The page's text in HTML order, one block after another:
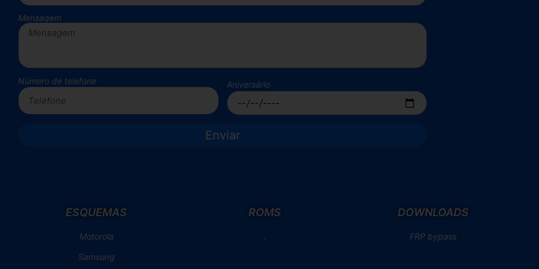
Mensagem
Número de telefone Aniversário
Enviar
ESQUEMAS
Motorola
Samsung
ROMS
.
DOWNLOADS
FRP bypass